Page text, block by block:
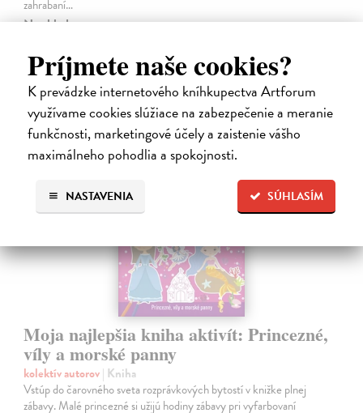
Príjmete naše cookies?
K prevádzke internetového kníhkupectva Artforum
využívame cookies slúžiace na zabezpečenie a meranie
funkčnosti, marketingové účely a zaistenie vášho
maximálneho pohodlia a spokojnosti.
SÚHLASÍM
NASTAVENIA
zahrabaní…
Na sklade
14,20 €
14,95 € ?
Moja najlepšia kniha aktivít: Princezné,
víly a morské panny
kolektív autorov| Kniha
Vstúp do čarovného sveta rozprávkových bytostí v knižke plnej
zábavy. Malé princezné si užijú hodiny zábavy pri vyfarbovaní